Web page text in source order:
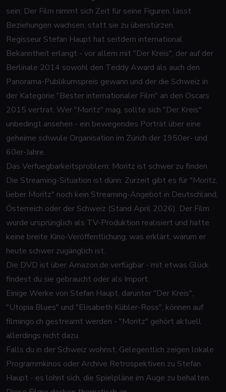
sein: Der Film nimmt sich Zeit für seine Figuren, lässt
Beziehungen wachsen, statt sie zu überstürzen.
Regisseur Stefan Haupt hat seitdem international
Bekanntheit erlangt - vor allem mit "Der Kreis", der auf der
Berlinale 2014 sowohl den Teddy Award als auch den
Panorama-Publikumspreis gewann und der die Schweiz in
der Kategorie "Bester internationaler Film" an den Oscars
2015 vertrat. Wer "Moritz" mag, sollte sich "Der Kreis"
unbedingt ansehen - ein bewegendes Porträt über eine
geheime schwule Organisation im Zürich der 1950er- und
60er-Jahre.
Das Verfuegbarkeitsproblem: Moritz ist schwer zu finden
Die Streaming-Situation ist dünn: Zurzeit gibt es für "Moritz,
lieber Moritz" noch kein Streaming-Angebot in Deutschland,
Österreich oder der Schweiz (Stand April 2026). Der Film
wurde ursprünglich als TV-Produktion realisiert und hatte
keine breite Kino-Veröffentlichung, was erklärt, warum er
heute schwer zugänglich ist.
Die DVD ist über Amazon.de verfügbar - mit etwas Glück
findest du sie gebraucht oder als Import.
Einige Werke von Stefan Haupt, darunter "Der Kreis",
"Utopia Blues" und "Elisabeth Kübler-Ross", können auf
filmingo.ch gestreamt werden - "Moritz" gehört aktuell
allerdings nicht dazu.
Falls du in der Schweiz wohnst: Gelegentlich zeigen lokale
Programmkinos oder Archive Retrospektiven zu Stefan
Haupt - es lohnt sich, die Spielpläne im Auge zu behalten.